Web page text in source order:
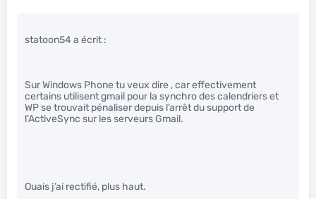
statoon54 a écrit :
Sur Windows Phone tu veux dire , car effectivement
certains utilisent gmail pour la synchro des calendriers et
WP se trouvait pénaliser depuis l’arrêt du support de
l’ActiveSync sur les serveurs Gmail.
Ouais j’ai rectifié, plus haut.